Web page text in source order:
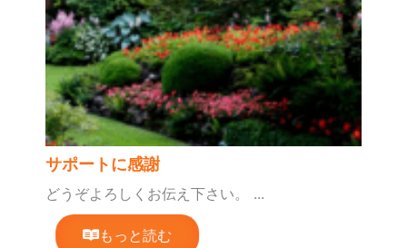
サポートに感謝
どうぞよろしくお伝え下さい。 ...
もっと読む